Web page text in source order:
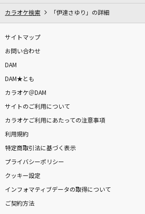
HUNTR/X
[生音]シルエット
ゴミ人間、俺
ヤングスキニー
[生音]PIECE OF MY WISH
今井美樹
A Dream Is A Wish Your Heart
rella) [夢はひそかに]
Disney Channel Stars
カラオケ検索 「伊達さゆり」の詳細
サイトマップ
お問い合わせ
DAM
DAM★とも
カラオケ＠DAM
サイトのご利用について
カラオケご利用にあたっての注意事項
利用規約
特定商取引法に基づく表示
プライバシーポリシー
クッキー設定
インフォマティブデータの取得について
ご契約方法